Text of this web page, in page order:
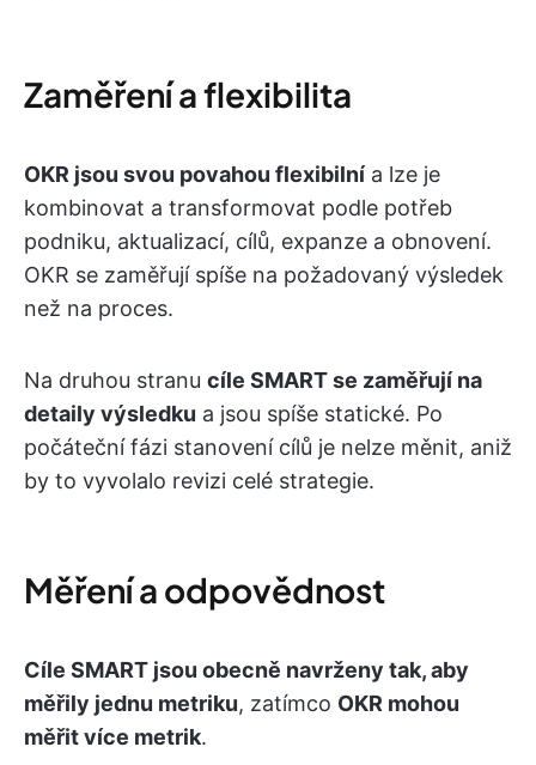
Zaměření a flexibilita
OKR jsou svou povahou flexibilní a lze je
kombinovat a transformovat podle potřeb
podniku, aktualizací, cílů, expanze a obnovení.
OKR se zaměřují spíše na požadovaný výsledek
než na proces.
Na druhou stranu cíle SMART se zaměřují na
detaily výsledku a jsou spíše statické. Po
počáteční fázi stanovení cílů je nelze měnit, aniž
by to vyvolalo revizi celé strategie.
Měření a odpovědnost
Cíle SMART jsou obecně navrženy tak, aby
měřily jednu metriku, zatímco OKR mohou
měřit více metrik.